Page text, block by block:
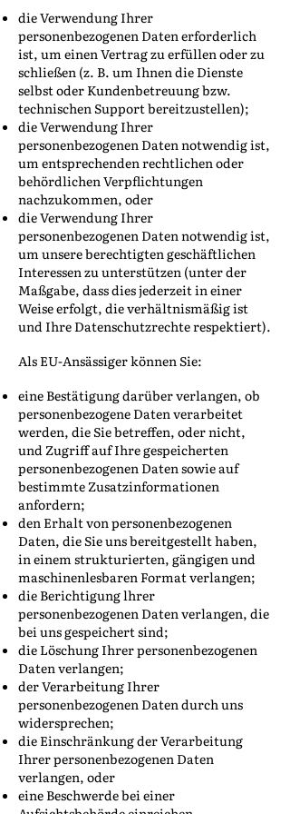
die Verwendung Ihrer
personenbezogenen Daten erforderlich
ist, um einen Vertrag zu erfüllen oder zu
schließen (z. B. um Ihnen die Dienste
selbst oder Kundenbetreuung bzw.
technischen Support bereitzustellen);
die Verwendung Ihrer
personenbezogenen Daten notwendig ist,
um entsprechenden rechtlichen oder
behördlichen Verpflichtungen
nachzukommen, oder
die Verwendung Ihrer
personenbezogenen Daten notwendig ist,
um unsere berechtigten geschäftlichen
Interessen zu unterstützen (unter der
Maßgabe, dass dies jederzeit in einer
Weise erfolgt, die verhältnismäßig ist
und Ihre Datenschutzrechte respektiert).
Als EU-Ansässiger können Sie:
eine Bestätigung darüber verlangen, ob
personenbezogene Daten verarbeitet
werden, die Sie betreffen, oder nicht,
und Zugriff auf Ihre gespeicherten
personenbezogenen Daten sowie auf
bestimmte Zusatzinformationen
anfordern;
den Erhalt von personenbezogenen
Daten, die Sie uns bereitgestellt haben,
in einem strukturierten, gängigen und
maschinenlesbaren Format verlangen;
die Berichtigung lhrer
personenbezogenen Daten verlangen, die
bei uns gespeichert sind;
die Löschung Ihrer personenbezogenen
Daten verlangen;
der Verarbeitung Ihrer
personenbezogenen Daten durch uns
widersprechen;
die Einschränkung der Verarbeitung
Ihrer personenbezogenen Daten
verlangen, oder
eine Beschwerde bei einer